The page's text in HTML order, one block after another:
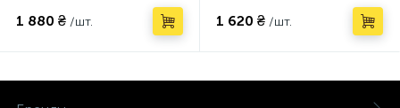
1 880 ₴ /шт. 1 620 ₴ /шт.